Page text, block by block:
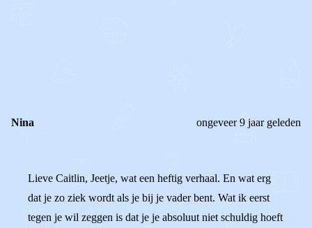
Nina ongeveer 9 jaar geleden
Lieve Caitlin, Jeetje, wat een heftig verhaal. En wat erg
dat je zo ziek wordt als je bij je vader bent. Wat ik eerst
tegen je wil zeggen is dat je je absoluut niet schuldig hoeft